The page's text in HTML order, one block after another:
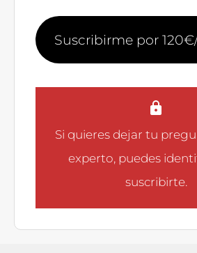
Suscribirme por
Si quieres dejar tu
experto, puedes
suscribirte.